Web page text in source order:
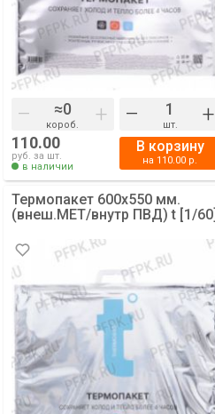
– короб. + – шт. +
110.00
руб. за шт.
в наличии
В корзину
на 110.00 р.
Термопакет 600х550 мм.
(внеш.МЕТ/внутр ПВД) t [1/60]